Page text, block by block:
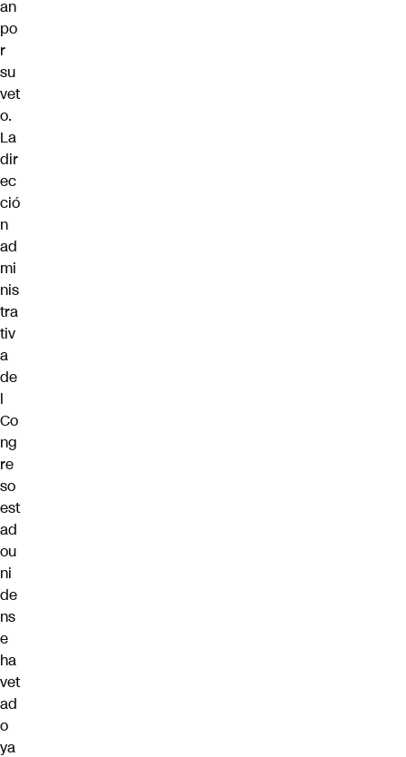
an
po
r
su
vet
o.
La
dir
ec
ció
n
ad
mi
nis
tra
tiv
a
de
l
Co
ng
re
so
est
ad
ou
ni
de
ns
e
ha
vet
ad
o
ya